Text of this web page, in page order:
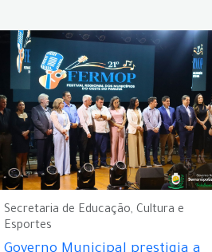
Secretaria de Educação, Cultura e
Esportes